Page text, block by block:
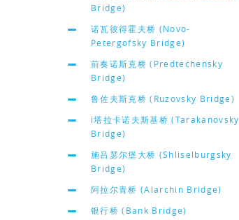
Bridge)
诺瓦彼得霍夫桥 (Novo-
Petergofsky Bridge)
前奏诺斯克桥 (Predtechensky
Bridge)
鲁佐夫斯克桥 (Ruzovsky Bridge)
i塔拉卡诺夫斯基桥 (Tarakanovsky
Bridge)
施吕瑟尔堡大桥 (Shliselburgsky
Bridge)
阿拉尔青桥 (Alarchin Bridge)
银行桥 (Bank Bridge)